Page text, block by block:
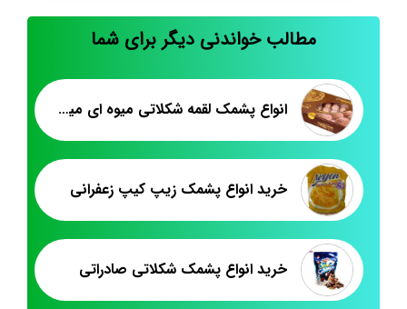
مطالب خواندنی دیگر برای شما
انواع پشمک لقمه شکلاتی میوه ای میکس
خرید انواع پشمک زیپ کیپ زعفرانی
خرید انواع پشمک شکلاتی صادراتی